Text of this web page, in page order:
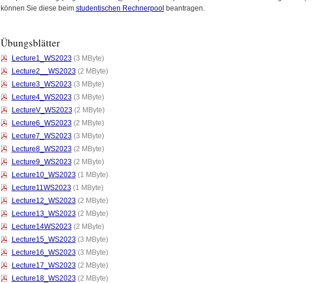
können Sie diese beim studentischen Rechnerpool beantragen.
Übungsblätter
Lecture1_WS2023 (3 MByte)
Lecture2__WS2023 (2 MByte)
Lecture3_WS2023 (3 MByte)
Lecture4_WS2023 (3 MByte)
LectureV_WS2023 (2 MByte)
Lecture6_WS2023 (2 MByte)
Lecture7_WS2023 (3 MByte)
Lecture8_WS2023 (2 MByte)
Lecture9_WS2023 (2 MByte)
Lecture10_WS2023 (1 MByte)
Lecture11WS2023 (1 MByte)
Lecture12_WS2023 (2 MByte)
Lecture13_WS2023 (2 MByte)
Lecture14WS2023 (2 MByte)
Lecture15_WS2023 (3 MByte)
Lecture16_WS2023 (3 MByte)
Lecture17_WS2023 (2 MByte)
Lecture18_WS2023 (2 MByte)